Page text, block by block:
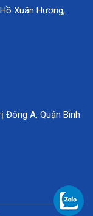
Xuân Hương,
Đông A, Quận Bình